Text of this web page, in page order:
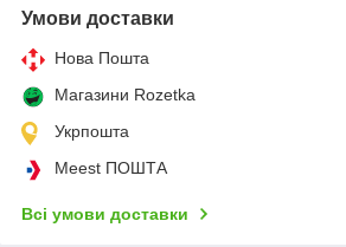
Умови доставки
Нова Пошта
Магазини Rozetka
Укрпошта
Meest ПОШТА
Всі умови доставки